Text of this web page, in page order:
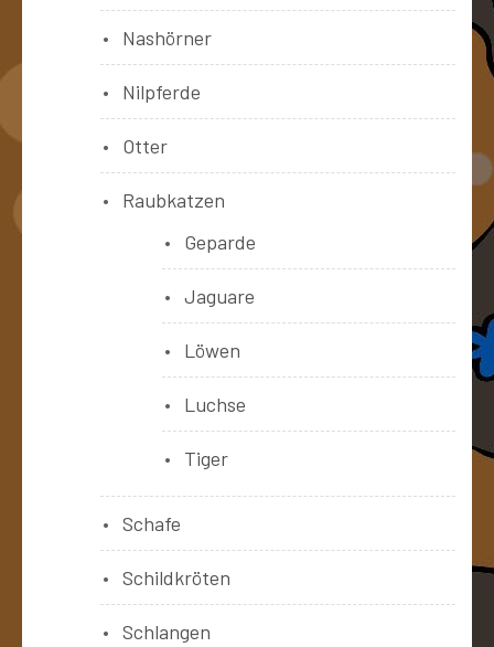
Nashörner
Nilpferde
Otter
Raubkatzen
Geparde
Jaguare
Löwen
Luchse
Tiger
Schafe
Schildkröten
Schlangen